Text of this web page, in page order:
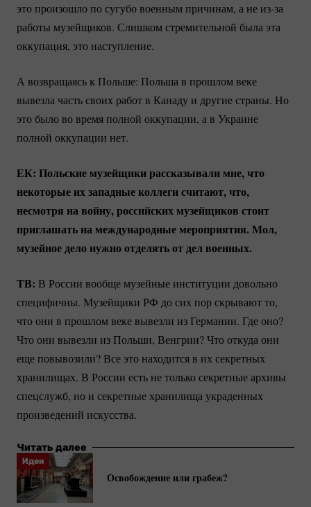
это произошло по сугубо военным причинам, а неиз-за
работы музейщиков. Слишком стремительной была эта
оккупация, это наступление.
А возвращаясь к Польше: Польша в прошлом веке
вывезла часть своих работ в Канаду и другие страны. Но
это было во время полной оккупации, а в Украине
полной оккупации нет.
ЕК: Польские музейщики рассказывали мне, что
некоторые их западные коллеги считают, что,
несмотря на войну, российских музейщиков стоит
приглашать на международные мероприятия. Мол,
музейное дело нужно отделять от дел военных.
ТВ: В России вообще музейные институции довольно
специфичны. Музейщики РФ до сих пор скрывают то,
что они в прошлом веке вывезли из Германии. Где оно?
Что они вывезли из Польши, Венгрии? Что откуда они
еще повывозили? Все это находится в их секретных
хранилищах. В России есть не только секретные архивы
спецслужб, но и секретные хранилища украденных
произведений искусства.
Читать далее
Идеи
Освобождение или грабеж?